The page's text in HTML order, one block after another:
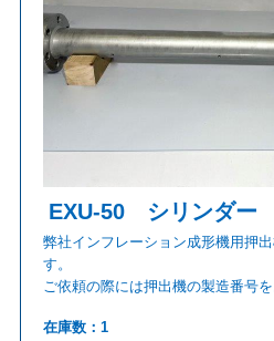
EXU-50 シリンダー
弊社インフレーション成形機用押
す。
ご依頼の際には押出機の製造番号を
在庫数：1